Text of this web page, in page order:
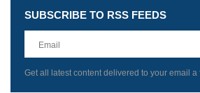
Leave
this
field
blank
SUBSCRIBE TO RSS FEEDS
Get all latest content delivered to your email a